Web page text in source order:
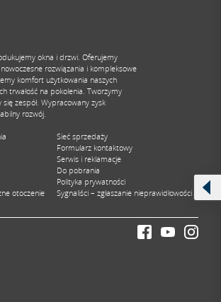
okna i drzwi. Oferujemy
rozwiązania i kompleksowe
komfort użytkowania naszych
trwałość na pokolenia. Tworzymy
zespół. Wypracowany zysk
rozwój.
otoczenie
Sieć sprzedaży
Formularz kontaktowy
Serwis i reklamacje
Do pobrania
Polityka prywatności
Sygnaliści – zgłaszanie nieprawidłowości